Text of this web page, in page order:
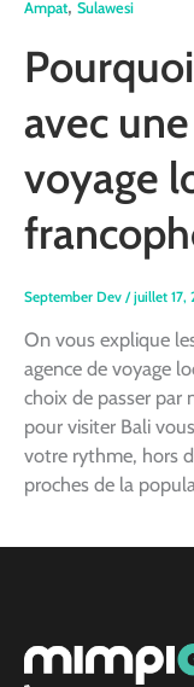
Ampat, Sulawesi
avec
voyage
September Dev /juillet 17,
On vous explique
agence de voyage
choix de passer par
pour visiter Bali
votre rythme, hors
proches de la